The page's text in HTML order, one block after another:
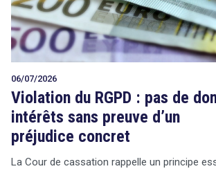
06/07/2026
Violation du RGPD : pas de
intérêts sans preuve d’un
préjudice concret
La Cour de cassation rappelle un principe